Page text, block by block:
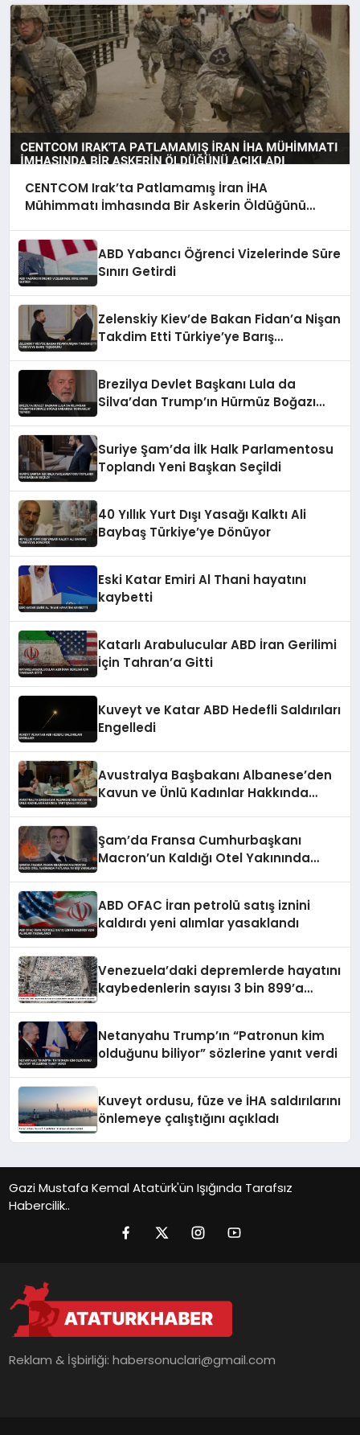
CENTCOM Irak’ta Patlamamış İran İHA
Mühimmatı İmhasında Bir Askerin Öldüğünü
ABD Yabancı Öğrenci Vizelerinde Süre
Sınırı Getirdi
Zelenskiy Kiev’de Bakan Fidan’a Nişan
Takdim Etti Türkiye’ye Barış
Brezilya Devlet Başkanı Lula da
Silva’dan Trump’ın Hürmüz Boğazı
Suriye Şam’da İlk Halk Parlamentosu
Toplandı Yeni Başkan Seçildi
40 Yıllık Yurt Dışı Yasağı Kalktı Ali
Baybaş Türkiye’ye Dönüyor
Eski Katar Emiri Al Thani hayatını
kaybetti
Katarlı Arabulucular ABD İran Gerilimi
İçin Tahran’a Gitti
Kuveyt ve Katar ABD Hedefli Saldırıları
Engelledi
Avustralya Başbakanı Albanese’den
Kavun ve Ünlü Kadınlar Hakkında
Şam’da Fransa Cumhurbaşkanı
Macron’un Kaldığı Otel Yakınında
ABD OFAC İran petrolü satış iznini
kaldırdı yeni alımlar yasaklandı
Venezuela’daki depremlerde hayatını
kaybedenlerin sayısı 3 bin 899’a
Netanyahu Trump’ın “Patronun kim
olduğunu biliyor” sözlerine yanıt verdi
Kuveyt ordusu, füze ve İHA saldırılarını
önlemeye çalıştığını açıkladı
Gazi Mustafa Kemal Atatürk'ün Işığında Tarafsız
Habercilik..
Reklam & İşbirliği:habersonuclari@gmail.com